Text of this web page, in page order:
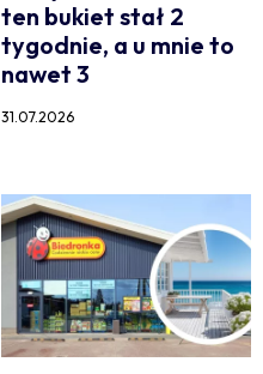
ten bukiet stał 2
tygodnie, a u mnie to
nawet 3
31.07.2026